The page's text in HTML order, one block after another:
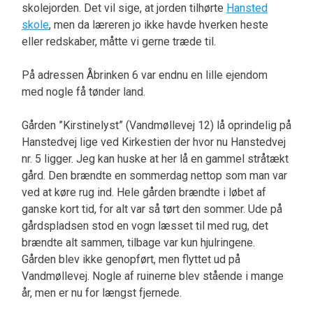
skolejorden. Det vil sige, at jorden tilhørte Hansted
skole, men da læreren jo ikke havde hverken heste
eller redskaber, måtte vi gerne træde til.
På adressen Åbrinken 6 var endnu en lille ejendom
med nogle få tønder land.
Gården ”Kirstinelyst” (Vandmøllevej 12) lå oprindelig på
Hanstedvej lige ved Kirkestien der hvor nu Hanstedvej
nr. 5 ligger. Jeg kan huske at her lå en gammel stråtækt
gård. Den brændte en sommerdag nettop som man var
ved at køre rug ind. Hele gården brændte i løbet af
ganske kort tid, for alt var så tørt den sommer. Ude på
gårdspladsen stod en vogn læsset til med rug, det
brændte alt sammen, tilbage var kun hjulringene.
Gården blev ikke genopført, men flyttet ud på
Vandmøllevej. Nogle af ruinerne blev stående i mange
år, men er nu for længst fjernede.